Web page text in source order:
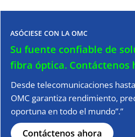
ASÓCIESE CON LA OMC
Su fuente confiable de
fibra óptica. Contáctenos
Desde telecomunicaciones
OMC garantiza rendimiento,
oportuna en todo el mundo”.”
Contáctenos ahora